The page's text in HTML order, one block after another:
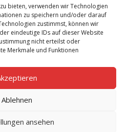
bieten, verwenden wir Technologien
zu speichern und/oder darauf
zustimmst, können wir
eindeutige IDs auf dieser Website
nicht erteilst oder
Merkmale und Funktionen
Ablehnen
ansehen
erfahrenen Köche
Hand in Hand, um
jede Mahlzeit nicht nur
sondern auch eine
ist. Dies trägt dazu bei,
die sowohl
ist.
ab, sondern auch von